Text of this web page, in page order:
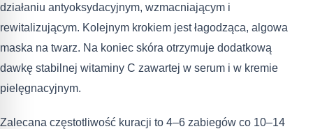
działaniu antyoksydacyjnym, wzmacniającym i
rewitalizującym. Kolejnym krokiem jest łagodząca, algowa
maska na twarz. Na koniec skóra otrzymuje dodatkową
dawkę stabilnej witaminy C zawartej w serum i w kremie
pielęgnacyjnym.
Zalecana częstotliwość kuracji to 4–6 zabiegów co 10–14